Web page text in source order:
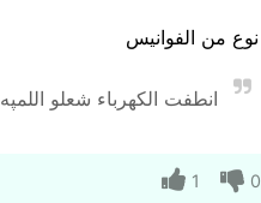
نوع من الفوانيس
انطفت الكهرباء شعلو اللمپه
0
1